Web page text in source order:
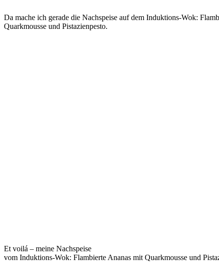
Da mache ich gerade die Nachspeise auf dem Induktions-Wok:
Quarkmousse und Pistazienpesto.
Et voilá – meine Nachspeise
vom Induktions-Wok: Flambierte Ananas mit Quarkmousse und